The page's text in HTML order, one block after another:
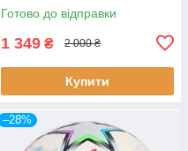
Готово до відправки
1 349 ₴ 2 000 ₴
Купити
–28%